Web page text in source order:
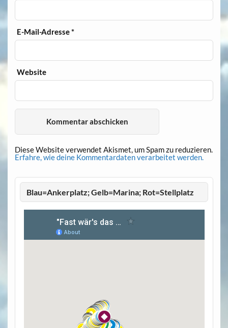
E-Mail-Adresse*
Website
Diese Website verwendet Akismet, um Spam zu reduzieren.
Erfahre, wie deine Kommentardaten verarbeitet werden.
Blau=Ankerplatz; Gelb=Marina; Rot=Stellplatz